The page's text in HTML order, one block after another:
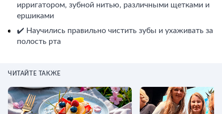
ирригатором, зубной нитью, различными щетками и
ершиками
✔️ Научились правильно чистить зубы и ухаживать за
полость рта
ЧИТАЙТЕ ТАКЖЕ